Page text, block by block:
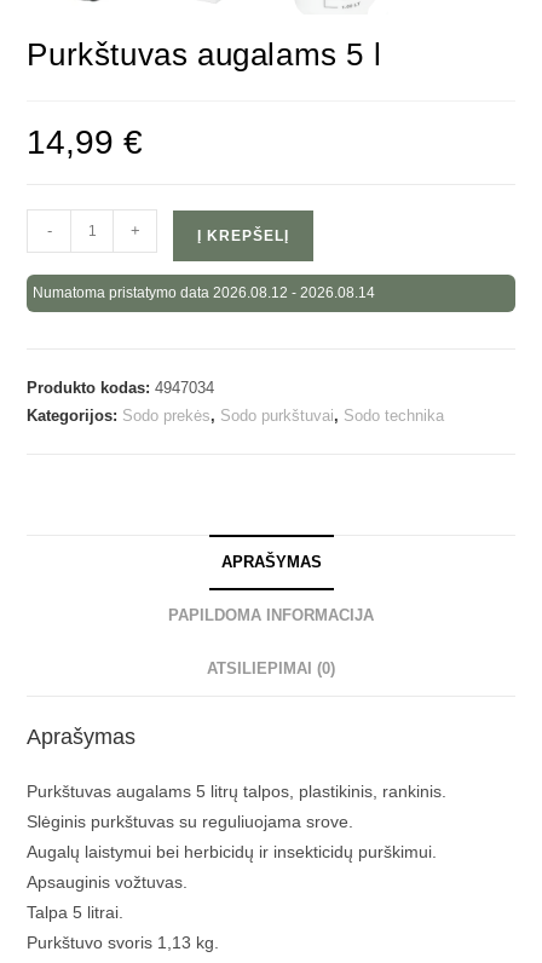
Purkštuvas augalams 5 l
14,99€
- + Į KREPŠELĮ
Numatoma pristatymo data 2026.08.12 - 2026.08.14
Produkto kodas:4947034
Kategorijos: Sodo prekės, Sodo purkštuvai, Sodo technika
APRAŠYMAS
PAPILDOMA INFORMACIJA
ATSILIEPIMAI (0)
Aprašymas
Purkštuvas augalams 5 litrų talpos, plastikinis, rankinis.
Slėginis purkštuvas su reguliuojama srove.
Augalų laistymui bei herbicidų ir insekticidų purškimui.
Apsauginis vožtuvas.
Talpa 5 litrai.
Purkštuvo svoris 1,13 kg.